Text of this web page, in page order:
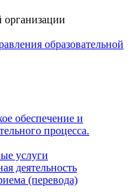
организации
образовательной
обеспечение и
процесса.
услуги
деятельность
(перевода)